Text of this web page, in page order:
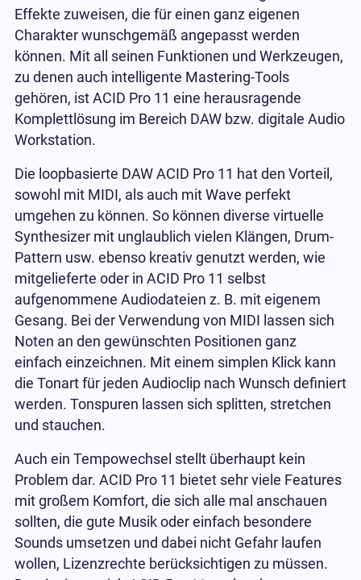
Effekte zuweisen, die für einen ganz eigenen
Charakter wunschgemäß angepasst werden
können. Mit all seinen Funktionen und Werkzeugen,
zu denen auch intelligente Mastering-Tools
gehören, ist ACID Pro 11 eine herausragende
Komplettlösung im Bereich DAW bzw. digitale Audio
Workstation.
Die loopbasierte DAW ACID Pro 11 hat den Vorteil,
sowohl mit MIDI, als auch mit Wave perfekt
umgehen zu können. So können diverse virtuelle
Synthesizer mit unglaublich vielen Klängen, Drum-
Pattern usw. ebenso kreativ genutzt werden, wie
mitgelieferte oder in ACID Pro 11 selbst
aufgenommene Audiodateien z. B. mit eigenem
Gesang. Bei der Verwendung von MIDI lassen sich
Noten an den gewünschten Positionen ganz
einfach einzeichnen. Mit einem simplen Klick kann
die Tonart für jeden Audioclip nach Wunsch definiert
werden. Tonspuren lassen sich splitten, stretchen
und stauchen.
Auch ein Tempowechsel stellt überhaupt kein
Problem dar. ACID Pro 11 bietet sehr viele Features
mit großem Komfort, die sich alle mal anschauen
sollten, die gute Musik oder einfach besondere
Sounds umsetzen und dabei nicht Gefahr laufen
wollen, Lizenzrechte berücksichtigen zu müssen.